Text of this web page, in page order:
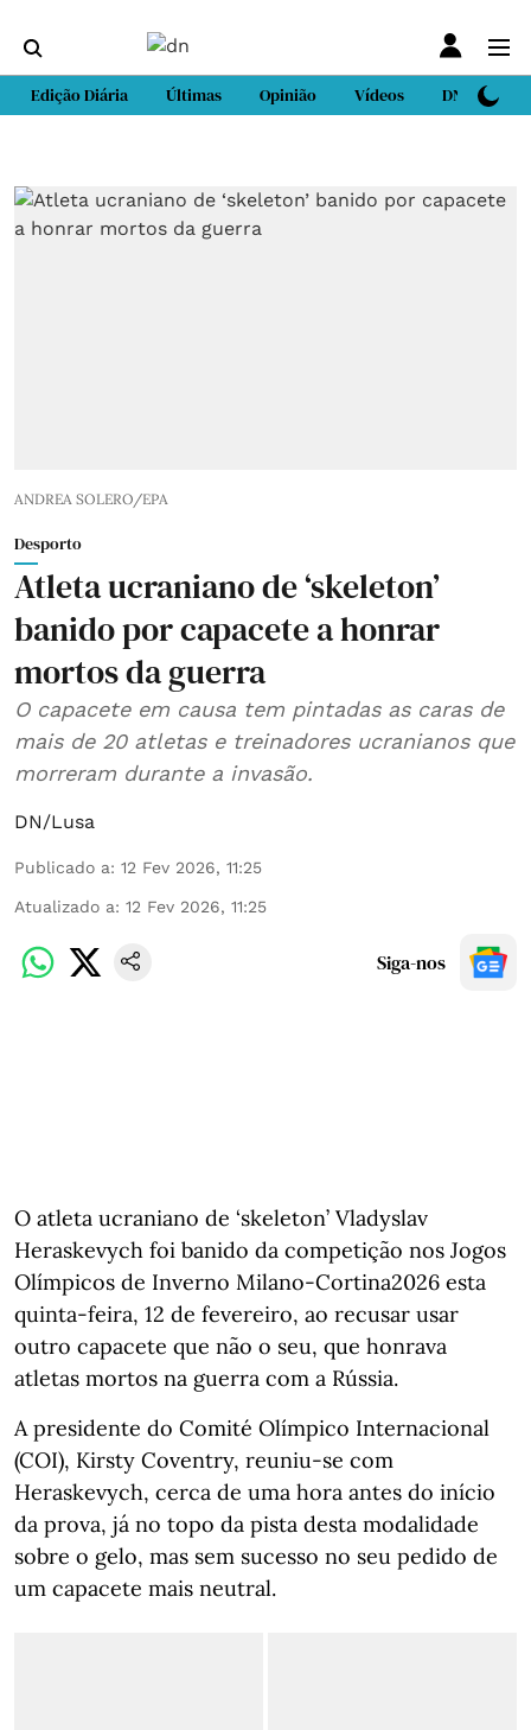
Edição Diária Últimas Opinião Vídeos DN Sport
ANDREA SOLERO/EPA
Desporto
Atleta ucraniano de ‘skeleton’
banido por capacete a honrar
mortos da guerra
O capacete em causa tem pintadas as caras de
mais de 20 atletas e treinadores ucranianos que
morreram durante a invasão.
DN/Lusa
Publicado a: 12 Fev 2026, 11:25
Atualizado a: 12 Fev 2026, 11:25
Siga-nos
O atleta ucraniano de ‘skeleton’ Vladyslav
Heraskevych foi banido da competição nos Jogos
Olímpicos de Inverno Milano-Cortina2026 esta
quinta-feira, 12 de fevereiro, ao recusar usar
outro capacete que não o seu, que honrava
atletas mortos na guerra com a Rússia.
A presidente do Comité Olímpico Internacional
(COI), Kirsty Coventry, reuniu-se com
Heraskevych, cerca de uma hora antes do início
da prova, já no topo da pista desta modalidade
sobre o gelo, mas sem sucesso no seu pedido de
um capacete mais neutral.